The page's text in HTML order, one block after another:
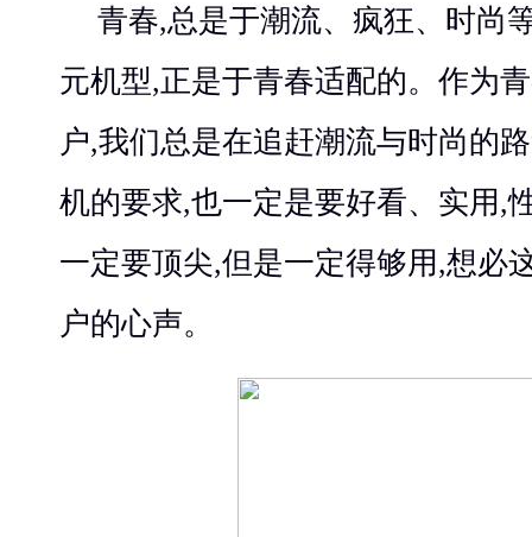
青春,总是于潮流、疯狂、时尚
元机型,正是于青春适配的。作为
户,我们总是在追赶潮流与时尚的
机的要求,也一定是要好看、实用,
一定要顶尖,但是一定得够用,想必
户的心声。